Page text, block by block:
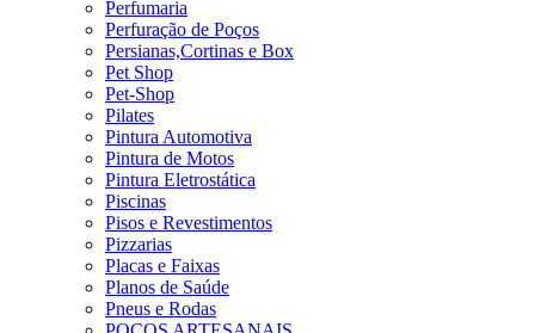
Perfumaria
Perfuração de Poços
Persianas,Cortinas e Box
Pet Shop
Pet-Shop
Pilates
Pintura Automotiva
Pintura de Motos
Pintura Eletrostática
Piscinas
Pisos e Revestimentos
Pizzarias
Placas e Faixas
Planos de Saúde
Pneus e Rodas